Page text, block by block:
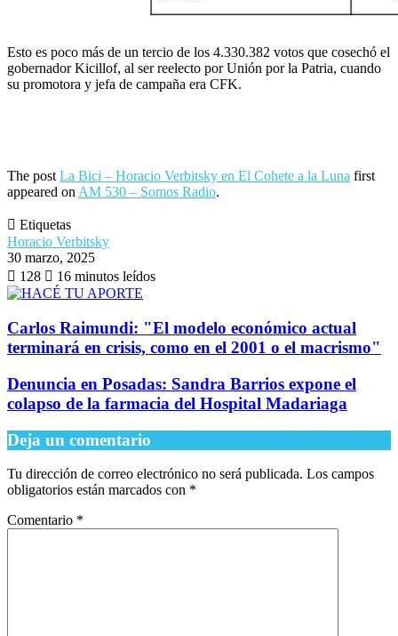
Esto es poco más de un tercio de los 4.330.382 votos que cosechó el
gobernador Kicillof, al ser reelecto por Unión por la Patria, cuando
su promotora y jefa de campaña era CFK.
The postLa Bici – Horacio Verbitsky en El Cohete a la Luna first
appeared onAM 530 – Somos Radio.
Etiquetas
Horacio Verbitsky
30 marzo, 2025
128
16 minutos leídos
Carlos Raimundi: "El modelo económico actual
terminará en crisis, como en el 2001 o el macrismo"
Denuncia en Posadas: Sandra Barrios expone el
colapso de la farmacia del Hospital Madariaga
Deja un comentario
Tu dirección de correo electrónico no será publicada. Los campos
obligatorios están marcados con *
Comentario *